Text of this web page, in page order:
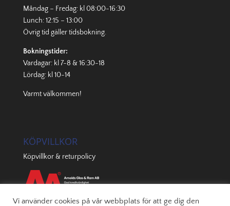
Måndag – Fredag: kl 08:00-16:30
Lunch: 12:15 – 13:00
Övrig tid gällertidsbokning.
Bokningstider:
Vardagar: kl 7-8 & 16:30-18
Lördag: kl 10-14
Varmt välkommen!
KÖPVILLKOR
Köpvillkor & returpolicy
Vi använder cookies på vår webbplats för att ge dig den